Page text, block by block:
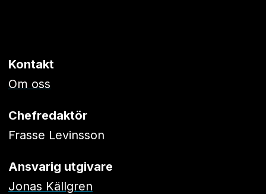
Kontakt
Om oss
Chefredaktör
Frasse Levinsson
Ansvarig utgivare
Jonas Källgren